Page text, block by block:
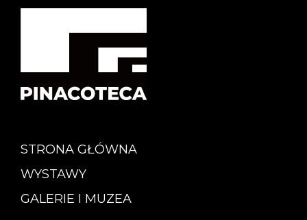
STRONA GŁÓWNA
WYSTAWY
GALERIE I MUZEA